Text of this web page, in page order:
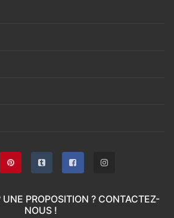
PROPOSITION ? CONTACTEZ-
NOUS !